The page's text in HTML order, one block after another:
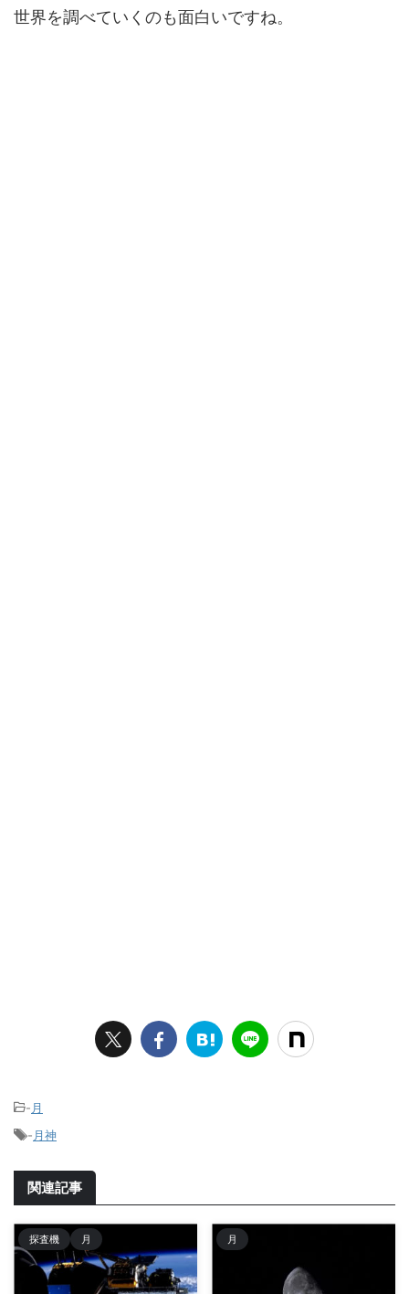
世界を調べていくのも面白いですね。
- 月
- 月神
関連記事
探査機 月 月